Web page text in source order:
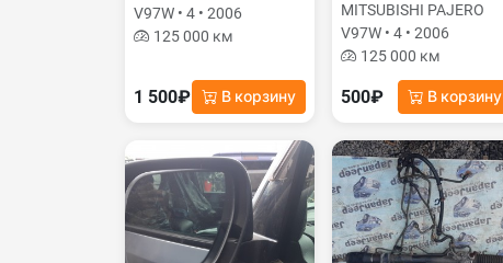
V97W • 4 • 2006
125 000 км
1 500₽ В корзину
MITSUBISHI PAJERO
V97W • 4 • 2006
125 000 км
500₽ В корзину